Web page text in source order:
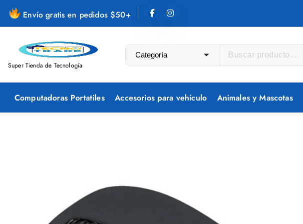
c
Envío gratis en pedidos $50+
Super Tienda de Tecnología
Computadoras Portatiles Accesorios para vehículo Animales y Mascotas